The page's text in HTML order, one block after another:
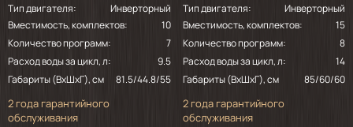
Тип двигателя:
Инверторный
Вместимость, комплектов:
10
Количество программ:
7
Расход воды за цикл, л:
9.5
Габариты (ВхШхГ), см
81.5/44.8/55
2 года гарантийного
обслуживания
Тип двигателя:
Инверторный
Вместимость, комплектов:
15
Количество программ:
8
Расход воды за цикл, л:
14
Габариты (ВхШхГ), см
85/60/60
2 года гарантийного
обслуживания